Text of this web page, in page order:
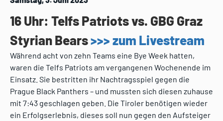
16 Uhr: Telfs Patriots vs. GBG Graz
Styrian Bears>>> zum Livestream
Während acht von zehn Teams eine Bye Week hatten,
waren die Telfs Patriots am vergangenen Wochenende im
Einsatz. Sie bestritten ihr Nachtragsspiel gegen die
Prague Black Panthers – und mussten sich diesen zuhause
mit 7:43 geschlagen geben. Die Tiroler benötigen wieder
ein Erfolgserlebnis, dieses soll nun gegen den Aufsteiger